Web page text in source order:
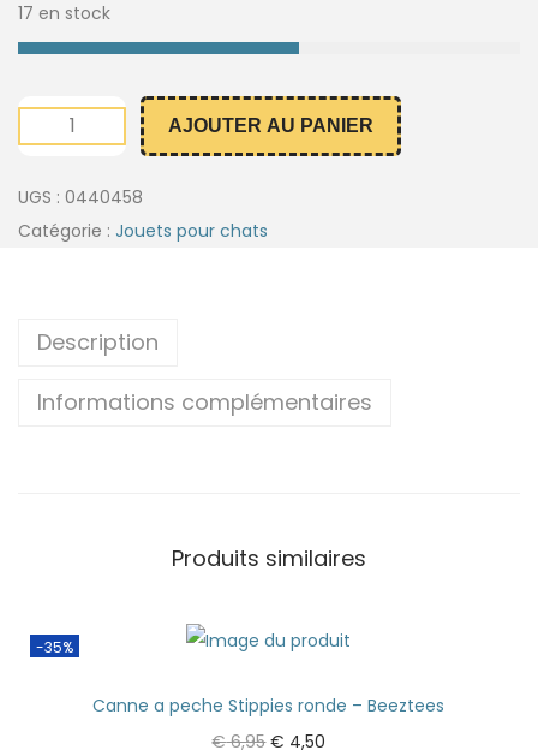
17 en stock
AJOUTER AU PANIER
UGS : 0440458
Catégorie : Jouets pour chats
Description
Informations complémentaires
Produits similaires
-35%
Canne a peche Stippies ronde – Beeztees
€6,95 € 4,50